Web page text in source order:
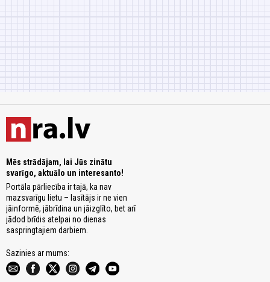
Mēs strādājam, lai Jūs zinātu
svarīgo, aktuālo un interesanto!
Portāla pārliecība ir tajā, ka nav
mazsvarīgu lietu – lasītājs ir ne vien
jāinformē, jābrīdina un jāizglīto, bet arī
jādod brīdis atelpai no dienas
saspringtajiem darbiem.
Sazinies ar mums: